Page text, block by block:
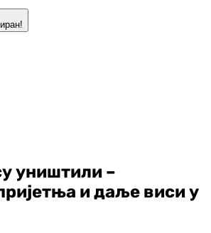
уништили –
и даље виси у